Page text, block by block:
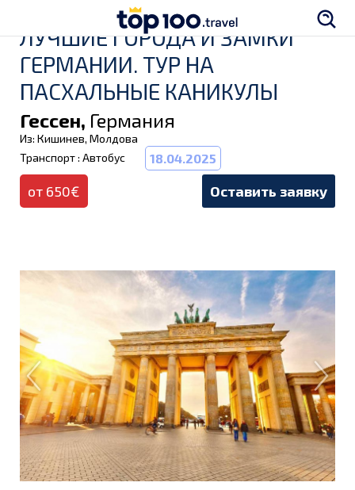
ЛУЧШИЕ ГОРОДА И ЗАМКИ
ГЕРМАНИИ. ТУР НА
ПАСХАЛЬНЫЕ КАНИКУЛЫ
Гессен, Германия
Из: Кишинев, Молдова
Транспорт : Автобус
18.04.2025
от 650€ Оставить заявку